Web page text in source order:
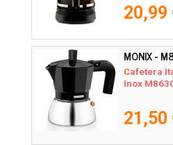
20,99
MONIX -
Cafetera
Inox
21,50